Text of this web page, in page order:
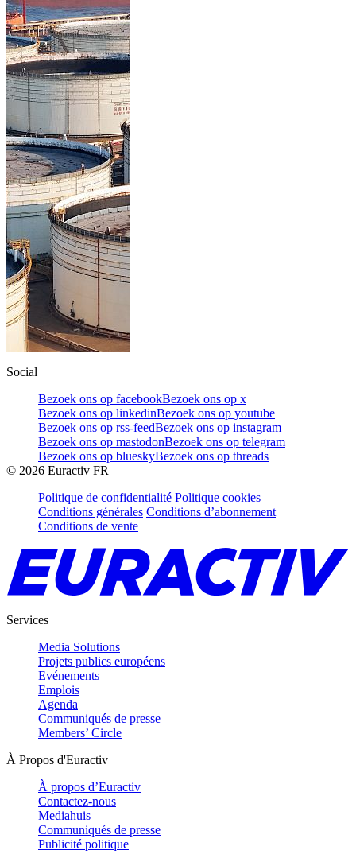
Social
Bezoek ons op facebookBezoek ons op x
Bezoek ons op linkedinBezoek ons op youtube
Bezoek ons op rss-feedBezoek ons op instagram
Bezoek ons op mastodonBezoek ons op telegram
Bezoek ons op blueskyBezoek ons op threads
© 2026 Euractiv FR
Politique de confidentialité Politique cookies
Conditions générales Conditions d’abonnement
Conditions de vente
Services
Media Solutions
Projets publics européens
Evénements
Emplois
Agenda
Communiqués de presse
Members’ Circle
À Propos d'Euractiv
À propos d’Euractiv
Contactez-nous
Mediahuis
Communiqués de presse
Publicité politique